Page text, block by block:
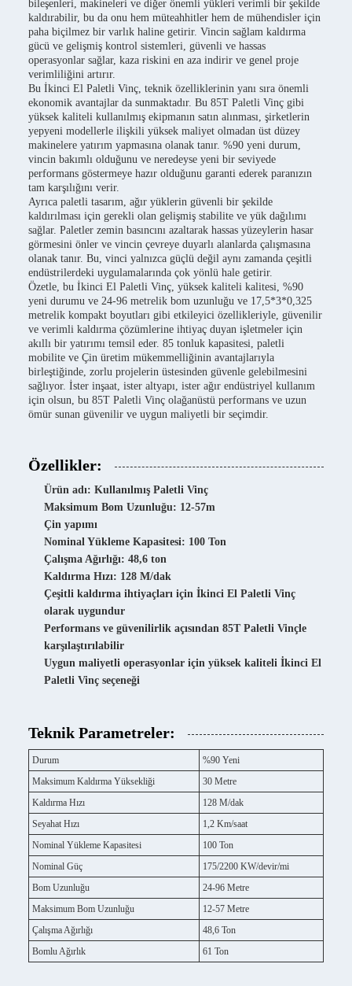
bileşenleri, makineleri ve diğer önemli yükleri verimli bir şekilde
kaldırabilir, bu da onu hem müteahhitler hem de mühendisler için
paha biçilmez bir varlık haline getirir. Vincin sağlam kaldırma
gücü ve gelişmiş kontrol sistemleri, güvenli ve hassas
operasyonlar sağlar, kaza riskini en aza indirir ve genel proje
verimliliğini artırır.
Bu İkinci El Paletli Vinç, teknik özelliklerinin yanı sıra önemli
ekonomik avantajlar da sunmaktadır. Bu 85T Paletli Vinç gibi
yüksek kaliteli kullanılmış ekipmanın satın alınması, şirketlerin
yepyeni modellerle ilişkili yüksek maliyet olmadan üst düzey
makinelere yatırım yapmasına olanak tanır. %90 yeni durum,
vincin bakımlı olduğunu ve neredeyse yeni bir seviyede
performans göstermeye hazır olduğunu garanti ederek paranızın
tam karşılığını verir.
Ayrıca paletli tasarım, ağır yüklerin güvenli bir şekilde
kaldırılması için gerekli olan gelişmiş stabilite ve yük dağılımı
sağlar. Paletler zemin basıncını azaltarak hassas yüzeylerin hasar
görmesini önler ve vincin çevreye duyarlı alanlarda çalışmasına
olanak tanır. Bu, vinci yalnızca güçlü değil aynı zamanda çeşitli
endüstrilerdeki uygulamalarında çok yönlü hale getirir.
Özetle, bu İkinci El Paletli Vinç, yüksek kaliteli kalitesi, %90
yeni durumu ve 24-96 metrelik bom uzunluğu ve 17,5*3*0,325
metrelik kompakt boyutları gibi etkileyici özellikleriyle, güvenilir
ve verimli kaldırma çözümlerine ihtiyaç duyan işletmeler için
akıllı bir yatırımı temsil eder. 85 tonluk kapasitesi, paletli
mobilite ve Çin üretim mükemmelliğinin avantajlarıyla
birleştiğinde, zorlu projelerin üstesinden güvenle gelebilmesini
sağlıyor. İster inşaat, ister altyapı, ister ağır endüstriyel kullanım
için olsun, bu 85T Paletli Vinç olağanüstü performans ve uzun
ömür sunan güvenilir ve uygun maliyetli bir seçimdir.
Özellikler:
Ürün adı: Kullanılmış Paletli Vinç
Maksimum Bom Uzunluğu: 12-57m
Çin yapımı
Nominal Yükleme Kapasitesi: 100 Ton
Çalışma Ağırlığı: 48,6 ton
Kaldırma Hızı: 128 M/dak
Çeşitli kaldırma ihtiyaçları için İkinci El Paletli Vinç
olarak uygundur
Performans ve güvenilirlik açısından 85T Paletli Vinçle
karşılaştırılabilir
Uygun maliyetli operasyonlar için yüksek kaliteli İkinci El
Paletli Vinç seçeneği
Teknik Parametreler:
Durum
%90 Yeni
Maksimum Kaldırma Yüksekliği
30 Metre
Kaldırma Hızı
128 M/dak
Seyahat Hızı
1,2 Km/saat
Nominal Yükleme Kapasitesi
100 Ton
Nominal Güç
175/2200 KW/devir/mi
Bom Uzunluğu
24-96 Metre
Maksimum Bom Uzunluğu
12-57 Metre
Çalışma Ağırlığı
48,6 Ton
Bomlu Ağırlık
61 Ton